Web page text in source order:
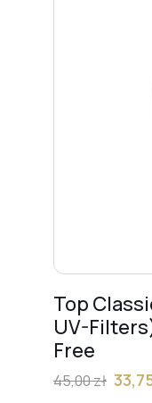
Top
UV-
Free
45,00zł